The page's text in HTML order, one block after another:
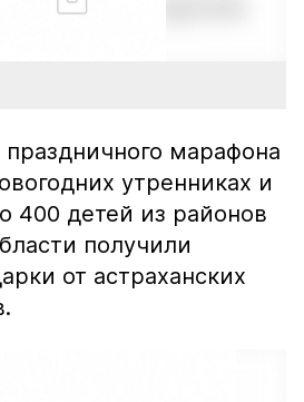
марафона
утренниках и
400 детей из районов
получили
от астраханских